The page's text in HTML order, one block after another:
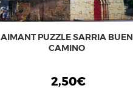
AIMANT PUZZLE SARRIA BUEN
CAMINO
2,50€